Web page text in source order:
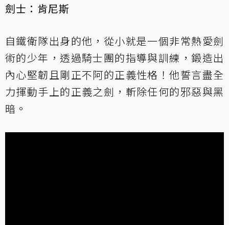
劍士：肯尼斯
自鐵衛隊出身的他，從小就是一個非常熱愛劍
術的少年，透過騎士團的指導與訓練，鍛造出
內心堅韌且剛正不阿的正義性格！他誓言盡全
力揮動手上的正義之劍，斬除任何的邪惡與黑
暗。